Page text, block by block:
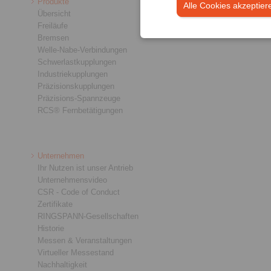
Alle Cookies
Übersicht
Freiläufe
Bremsen
Welle-Nabe-Verbindungen
Schwerlastkupplungen
Industriekupplungen
Präzisionskupplungen
Präzisions-Spannzeuge
RCS® Fernbetätigungen
Unternehmen
Ihr Nutzen ist unser Antrieb
Unternehmensvideo
CSR - Code of Conduct
Zertifikate
RINGSPANN-Gesellschaften
Historie
Messen & Veranstaltungen
Virtueller Messestand
Nachhaltigkeit